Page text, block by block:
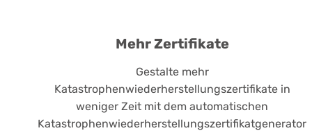
Mehr Zertifikate
Gestalte mehr
Katastrophenwiederherstellungszertifikate in
weniger Zeit mit dem automatischen
Katastrophenwiederherstellungszertifikatgenerator